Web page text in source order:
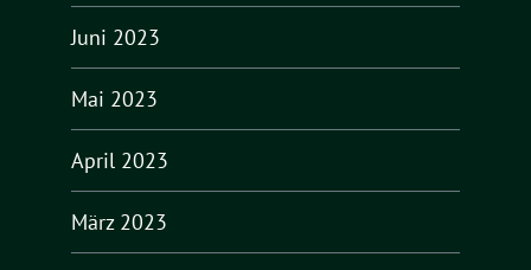
Juni 2023
Mai 2023
April 2023
März 2023